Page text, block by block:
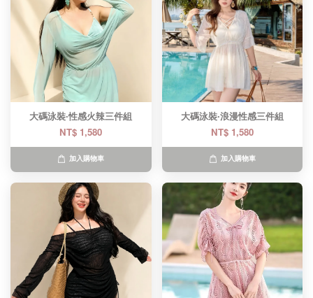
大碼泳裝·性感火辣三件組
NT$ 1,580
加入購物車
大碼泳裝·浪漫性感三件組
NT$ 1,580
加入購物車